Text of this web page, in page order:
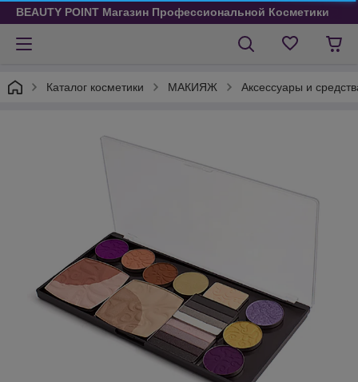
BEAUTY POINT Магазин Профессиональной Косметики
Каталог косметики МАКИЯЖ Аксессуары и